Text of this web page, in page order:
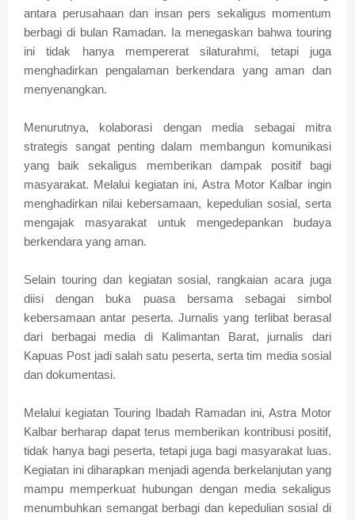
antara perusahaan dan insan pers sekaligus momentum
berbagi di bulan Ramadan. Ia menegaskan bahwa touring
ini tidak hanya mempererat silaturahmi, tetapi juga
menghadirkan pengalaman berkendara yang aman dan
menyenangkan.
Menurutnya, kolaborasi dengan media sebagai mitra
strategis sangat penting dalam membangun komunikasi
yang baik sekaligus memberikan dampak positif bagi
masyarakat. Melalui kegiatan ini, Astra Motor Kalbar ingin
menghadirkan nilai kebersamaan, kepedulian sosial, serta
mengajak masyarakat untuk mengedepankan budaya
berkendara yang aman.
Selain touring dan kegiatan sosial, rangkaian acara juga
diisi dengan buka puasa bersama sebagai simbol
kebersamaan antar peserta. Jurnalis yang terlibat berasal
dari berbagai media di Kalimantan Barat, jurnalis dari
Kapuas Post jadi salah satu peserta, serta tim media sosial
dan dokumentasi.
Melalui kegiatan Touring Ibadah Ramadan ini, Astra Motor
Kalbar berharap dapat terus memberikan kontribusi positif,
tidak hanya bagi peserta, tetapi juga bagi masyarakat luas.
Kegiatan ini diharapkan menjadi agenda berkelanjutan yang
mampu memperkuat hubungan dengan media sekaligus
menumbuhkan semangat berbagi dan kepedulian sosial di